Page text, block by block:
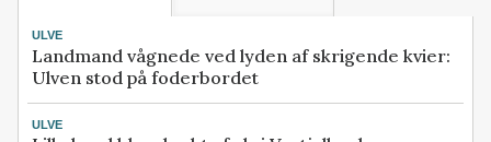
ULVE
Landmand vågnede ved lyden af skrigende kvier:
Ulven stod på foderbordet
ULVE